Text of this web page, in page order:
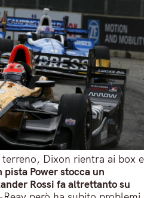
terreno, Dixon rientra ai box e
pista Power stocca un
Rossi fa altrettanto su